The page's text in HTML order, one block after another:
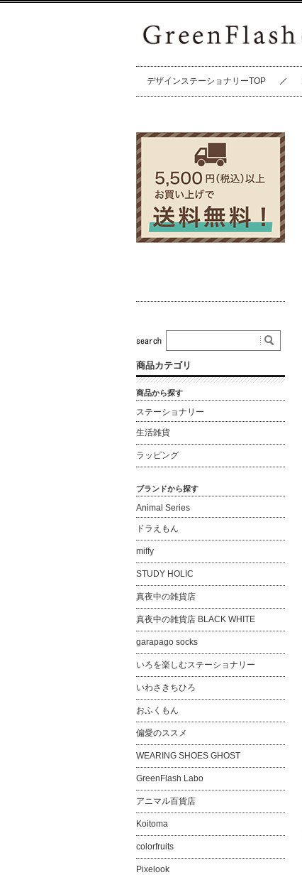
デザインステーショナリーTOP
商品カテゴリ
商品から探す
ステーショナリー
生活雑貨
ラッピング
ブランドから探す
Animal Series
ドラえもん
miffy
STUDY HOLIC
真夜中の雑貨店
真夜中の雑貨店 BLACK WHITE
garapago socks
いろを楽しむステーショナリー
いわさきちひろ
おふくもん
偏愛のススメ
WEARING SHOES GHOST
GreenFlash Labo
アニマル百貨店
Koitoma
colorfruits
Pixelook